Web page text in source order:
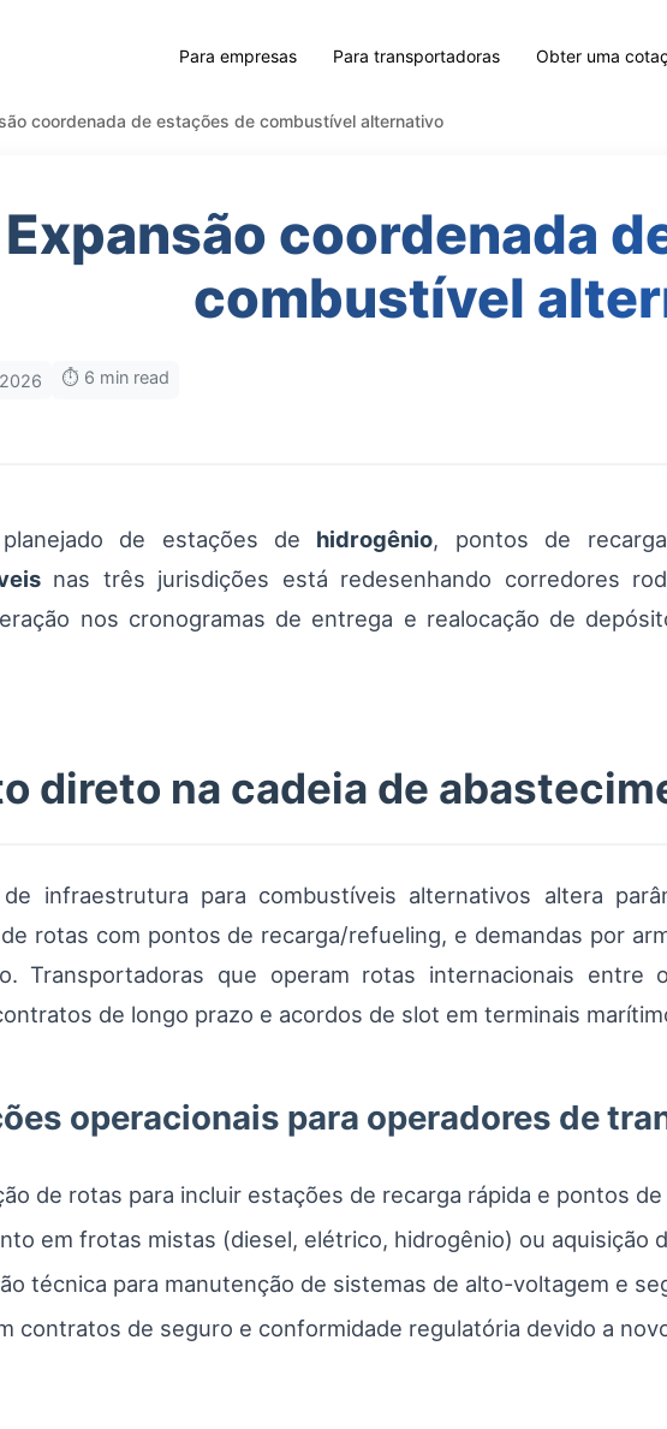
Para empresas Para transportadoras Obter uma
coordenada de estações de combustível alternativo
Expansão coordenada
combustível
⏱️ 6 min read
de estações de hidrogênio, pontos de
nas três jurisdições está redesenhando corredores
nos cronogramas de entrega e realocação de
direto na cadeia de
infraestrutura para combustíveis alternativos altera
rotas com pontos de recarga/refueling, e demandas por
Transportadoras que operam rotas internacionais entre
de longo prazo e acordos de slot em terminais
operacionais para operadores de
de rotas para incluir estações de recarga rápida e pontos
em frotas mistas (diesel, elétrico, hidrogênio) ou aquisição
técnica para manutenção de sistemas de alto-voltagem e
contratos de seguro e conformidade regulatória devido a